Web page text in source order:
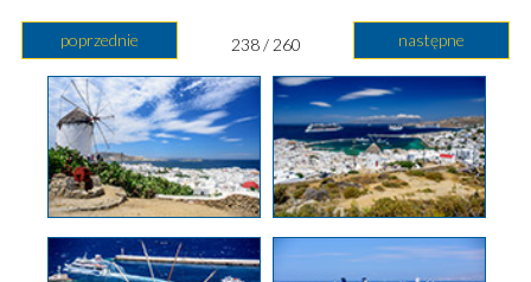
poprzednie następne
238 / 260